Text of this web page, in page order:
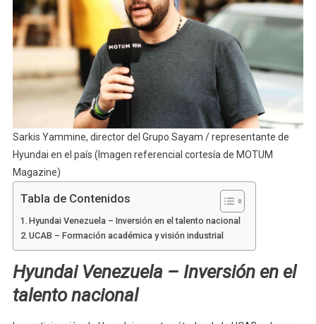
Sarkis Yammine, director del Grupo Sayam / representante de
Hyundai en el país (Imagen referencial cortesía de MOTUM
Magazine)
Tabla de Contenidos
Hyundai Venezuela – Inversión en el talento nacional
UCAB – Formación académica y visión industrial
Hyundai Venezuela – Inversión en el
talento nacional